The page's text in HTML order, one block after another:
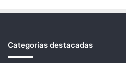
Categorías destacadas